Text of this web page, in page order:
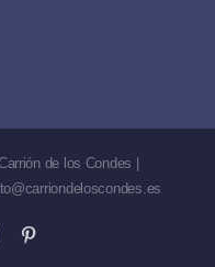
de los Condes |
Pinterest